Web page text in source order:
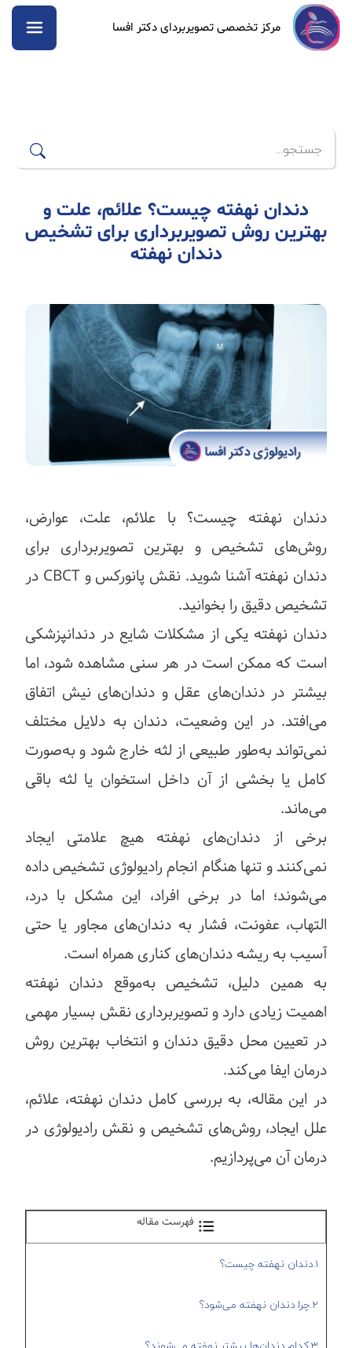
مرکز تخصصی تصویربردای دکتر افسا
دندان نهفته چیست؟ علائم، علت و
بهترین روش تصویربرداری برای تشخیص
دندان نهفته
دندان نهفته چیست؟ با علائم، علت، عوارض،
روش‌های تشخیص و بهترین تصویربرداری برای
دندان نهفته آشنا شوید. نقش پانورکس و CBCT در
تشخیص دقیق را بخوانید.
دندان نهفته یکی از مشکلات شایع در دندانپزشکی
است که ممکن است در هر سنی مشاهده شود، اما
بیشتر در دندان‌های عقل و دندان‌های نیش اتفاق
می‌افتد. در این وضعیت، دندان به دلایل مختلف
نمی‌تواند به‌طور طبیعی از لثه خارج شود و به‌صورت
کامل یا بخشی از آن داخل استخوان یا لثه باقی
می‌ماند.
برخی از دندان‌های نهفته هیچ علامتی ایجاد
نمی‌کنند و تنها هنگام انجام رادیولوژی تشخیص داده
می‌شوند؛ اما در برخی افراد، این مشکل با درد،
التهاب، عفونت، فشار به دندان‌های مجاور یا حتی
آسیب به ریشه دندان‌های کناری همراه است.
به همین دلیل، تشخیص به‌موقع دندان نهفته
اهمیت زیادی دارد و تصویربرداری نقش بسیار مهمی
در تعیین محل دقیق دندان و انتخاب بهترین روش
درمان ایفا می‌کند.
در این مقاله، به بررسی کامل دندان نهفته، علائم،
علل ایجاد، روش‌های تشخیص و نقش رادیولوژی در
درمان آن می‌پردازیم.
فهرست مقاله
1.دندان نهفته چیست؟
2.چرا دندان نهفته می‌شود؟